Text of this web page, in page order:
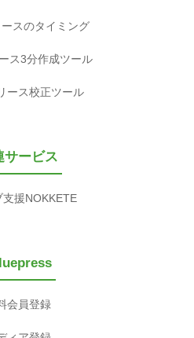
スのタイミング
ス3分作成ツール
ース校正ツール
サービス
支援NOKKETE
会員登録